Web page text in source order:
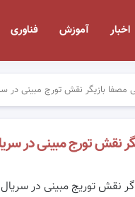
اخبار آموزش فناوری
مصفا بازیگر نقش تورج مبینی
نقش تورج مبینی
نقش توریج مبینی در